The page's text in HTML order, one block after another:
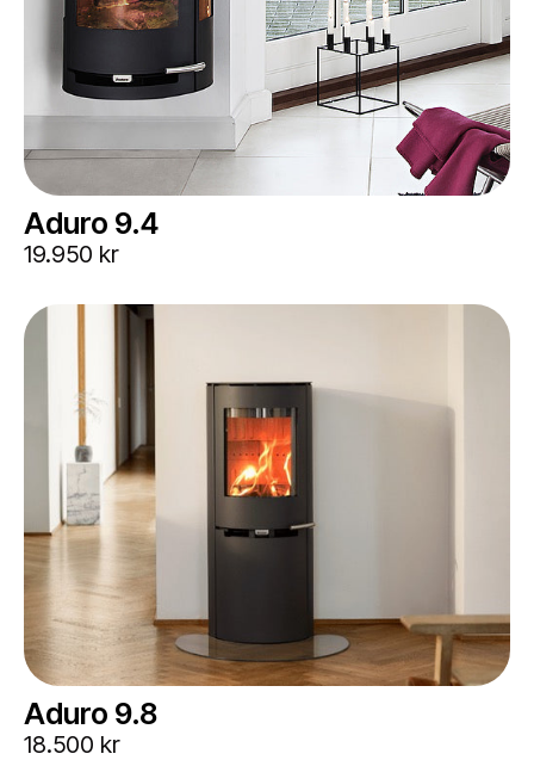
Aduro 9.4
19.950 kr
Aduro 9.8
18.500 kr